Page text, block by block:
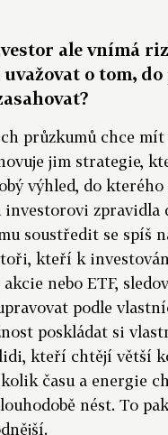
ale vnímá
o tom,
průzkumů chce
jim strategie,
výhled, do
investorovi zpravidla
soustředit se spíš
kteří k
nebo ETF,
podle
poskládat si
kteří chtějí větší
času a energie
nést. To